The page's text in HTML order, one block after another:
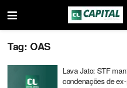
Tag: OAS
Lava Jato: STF
condenações de